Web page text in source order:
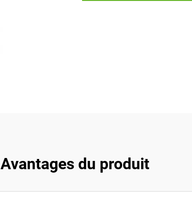
Avantages du produit